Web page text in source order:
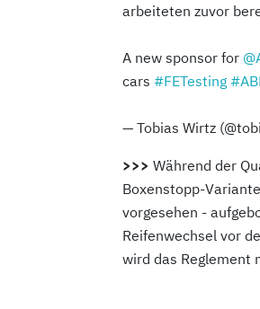
arbeiteten zuvor
A new sponsor for
cars #FETesting
— Tobias Wirtz
>>> Während der
Boxenstopp-
vorgesehen -
Reifenwechsel vor
wird das Reglement